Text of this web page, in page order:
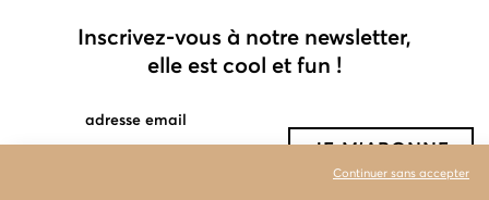
Inscrivez-vous à notre newsletter,
elle est cool et fun !
adresse email
Continuer sans accepter